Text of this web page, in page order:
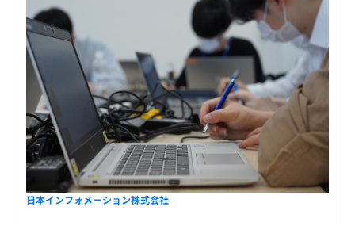
3ヶ月～6ヶ月
日本インフォメーション株式会社